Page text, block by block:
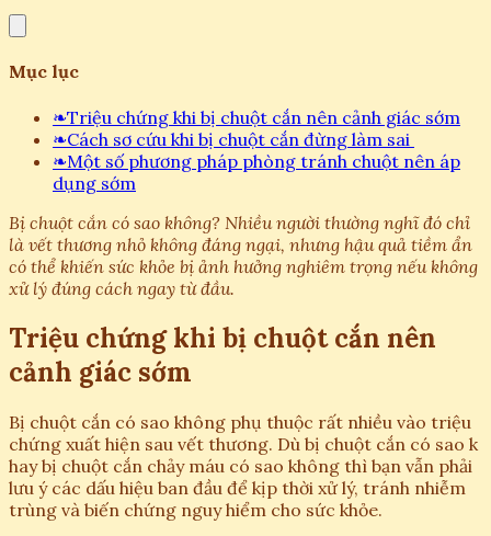
Mục lục
❧Triệu chứng khi bị chuột cắn nên cảnh giác sớm
❧Cách sơ cứu khi bị chuột cắn đừng làm sai
❧Một số phương pháp phòng tránh chuột nên áp
dụng sớm
Bị chuột cắn có sao không? Nhiều người thường nghĩ đó chỉ
là vết thương nhỏ không đáng ngại, nhưng hậu quả tiềm ẩn
có thể khiến sức khỏe bị ảnh hưởng nghiêm trọng nếu không
xử lý đúng cách ngay từ đầu.
Triệu chứng khi bị chuột cắn nên
cảnh giác sớm
Bị chuột cắn có sao không phụ thuộc rất nhiều vào triệu
chứng xuất hiện sau vết thương. Dù bị chuột cắn có sao k
hay bị chuột cắn chảy máu có sao không thì bạn vẫn phải
lưu ý các dấu hiệu ban đầu để kịp thời xử lý, tránh nhiễm
trùng và biến chứng nguy hiểm cho sức khỏe.